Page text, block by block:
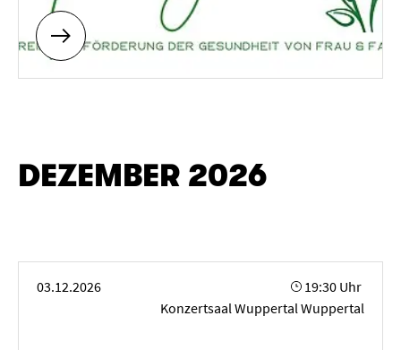
DEZEMBER 2026
03.12.2026
19:30 Uhr
Konzertsaal Wuppertal Wuppertal